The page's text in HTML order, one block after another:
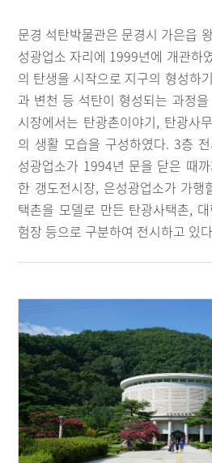
문경 석탄박물관은 문경시 가은읍
성광업소 자리에 1999년에 개관하
의 탄생을 시작으로 지구의 형성하
과 변천 등 석탄이 형성되는 과정
시장에서는 탄광촌이야기, 탄광사
의 생활 모습을 구성하였다. 3층
성광업소가 1994년 문을 닫은 때
한 갱도전시장, 은성광업소가 가
택촌을 모델로 만든 탄광사택촌,
험장 등으로 구분하여 전시하고 있